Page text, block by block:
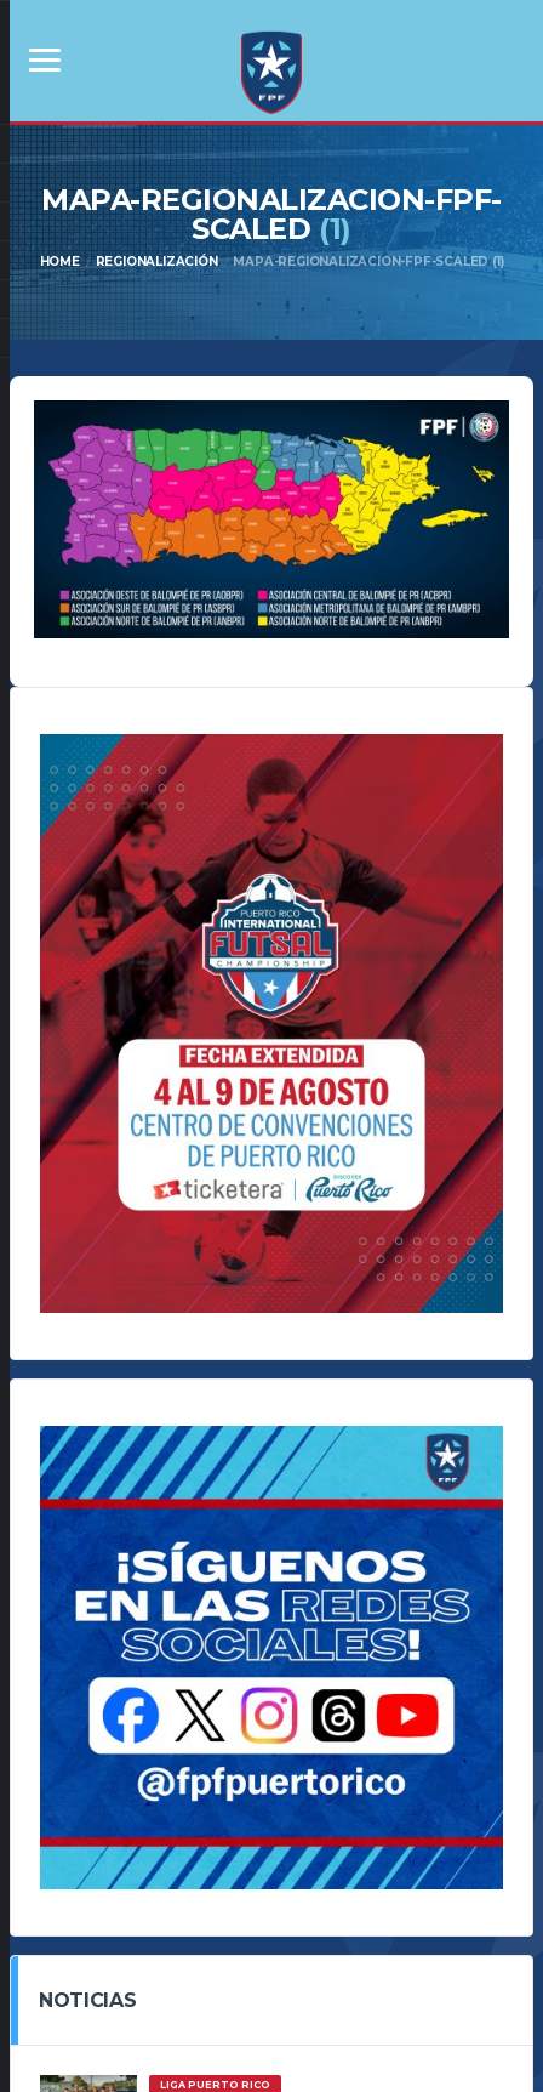
MAPA-REGIONALIZACION-FPF-
SCALED(1)
HOME REGIONALIZACIÓN MAPA-REGIONALIZACION-FPF-SCALED (1)
NOTICIAS
LIGA PUERTO RICO